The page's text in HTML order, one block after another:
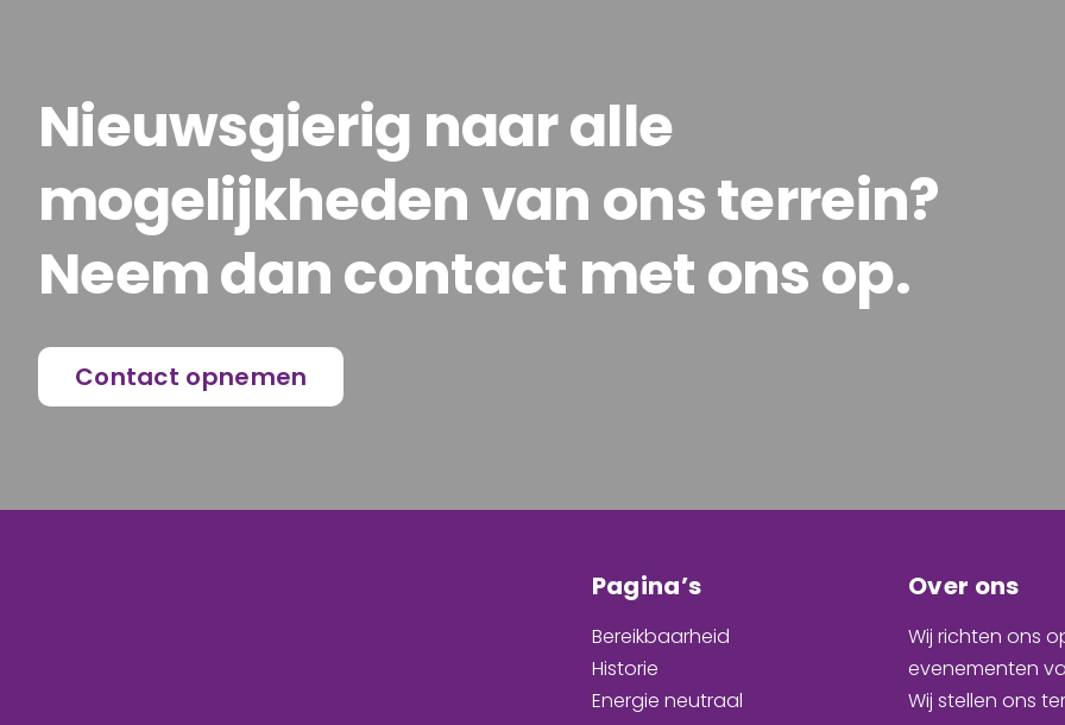
Nieuwsgierig naar alle
mogelijkheden van ons terrein?
Neem dan contact met ons op.
Contact opnemen
Pagina’s
Bereikbaarheid
Historie
Energie neutraal
Over ons
Wij richten ons
evenementen
Wij stellen ons